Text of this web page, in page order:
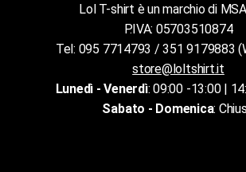
Lol T-shirt è un marchio di
P.IVA: 05703510874
Tel: 095 7714793 / 351 9179883
store@loltshirt.it
Lunedì - Venerdì: 09:00 -13:00 |
Sabato - Domenica: